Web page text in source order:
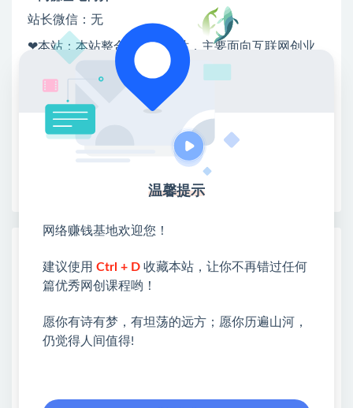
站长微信：无
❤本站：本站整合多方资源站，主要面向互联网创业
类&副业类，资源丰富 物超所值。
❤能助您：找项目 + 低成本创业 + 减少信息差 + 见识
各种项目 + 提升网创认知。
❤本站为众多团队提供了重要价值，也为众多创业者
开启网络之门，广受好评！
❤如果您也依存于互联网，欢迎加入本站会员，将尽
早为您提供丰盛价值。祝您前程似锦！
外卖浏览全自动掘金项目，全平台覆盖，单
窗口一天30+，可批量矩阵做，轻松日入
全自动运行賺钱项目，无需手动操作，稳定
温馨提示
网络赚钱基地欢迎您！
建议使用 Ctrl + D 收藏本站，让你不再错过任何
篇优秀网创课程哟！
愿你有诗有梦，有坦荡的远方；愿你历遍山河，
仍觉得人间值得!